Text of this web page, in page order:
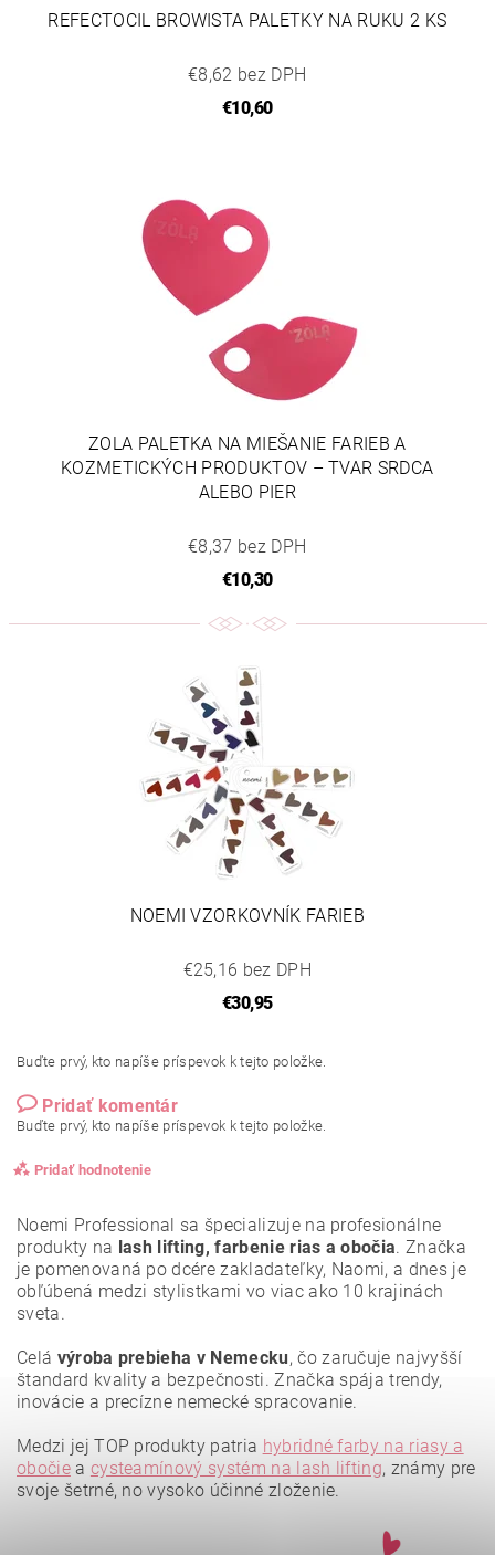
REFECTOCIL BROWISTA PALETKY NA RUKU 2 KS
€8,62 bez DPH
€10,60
ZOLA PALETKA NA MIEŠANIE FARIEB A
KOZMETICKÝCH PRODUKTOV – TVAR SRDCA
ALEBO PIER
€8,37 bez DPH
€10,30
NOEMI VZORKOVNÍK FARIEB
€25,16 bez DPH
€30,95
Buďte prvý, kto napíše príspevok k tejto položke.
Pridať komentár
Buďte prvý, kto napíše príspevok k tejto položke.
Pridať hodnotenie
Noemi Professional sa špecializuje na profesionálne
produkty na lash lifting, farbenie rias a obočia. Značka
je pomenovaná po dcére zakladateľky, Naomi, a dnes je
obľúbená medzi stylistkami vo viac ako 10 krajinách
sveta.
Celá výroba prebieha v Nemecku, čo zaručuje najvyšší
štandard kvality a bezpečnosti. Značka spája trendy,
inovácie a precízne nemecké spracovanie.
Medzi jej TOP produkty patria hybridné farby na riasy a
obočiea cysteamínový systém na lash lifting, známy pre
svoje šetrné, no vysoko účinné zloženie.